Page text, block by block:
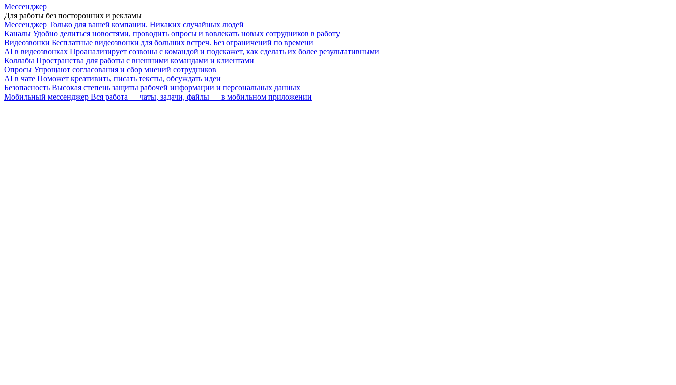
Мессенджер
Для работы без посторонних и рекламы
Мессенджер Только для вашей компании. Никаких случайных людей
Каналы Удобно делиться новостями, проводить опросы и вовлекать новых сотрудников в работу
Видеозвонки Бесплатные видеозвонки для больших встреч. Без ограничений по времени
AI в видеозвонках Проанализирует созвоны с командой и подскажет, как сделать их более результативными
Коллабы Пространства для работы с внешними командами и клиентами
Опросы Упрощают согласования и сбор мнений сотрудников
AI в чате Поможет креативить, писать тексты, обсуждать идеи
Безопасность Высокая степень защиты рабочей информации и персональных данных
Мобильный мессенджер Вся работа — чаты, задачи, файлы — в мобильном приложении